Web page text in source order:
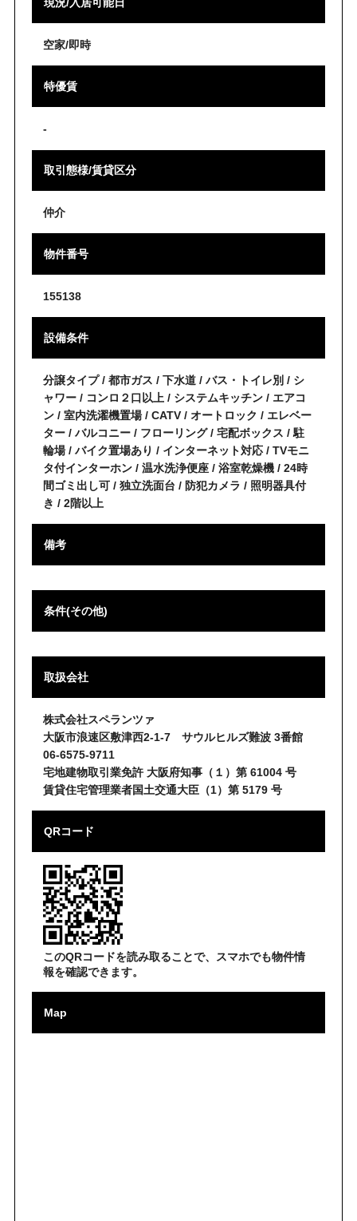
現況/入居可能日
空家/即時
特優賃
-
取引態様/賃貸区分
仲介
物件番号
155138
設備条件
分譲タイプ / 都市ガス / 下水道 / バス・トイレ別 / シ
ャワー / コンロ２口以上 / システムキッチン / エアコ
ン / 室内洗濯機置場 / CATV / オートロック / エレベー
ター / バルコニー / フローリング / 宅配ボックス / 駐
輪場 / バイク置場あり / インターネット対応 / TVモニ
タ付インターホン / 温水洗浄便座 / 浴室乾燥機 / 24時
間ゴミ出し可 / 独立洗面台 / 防犯カメラ / 照明器具付
き / 2階以上
備考
条件(その他)
取扱会社
株式会社スペランツァ
大阪市浪速区敷津西2-1-7 サウルヒルズ難波 3番館
06-6575-9711
宅地建物取引業免許 大阪府知事（１）第 61004 号
賃貸住宅管理業者国土交通大臣（1）第 5179 号
QRコード
このQRコードを読み取ることで、スマホでも物件情
報を確認できます。
Map